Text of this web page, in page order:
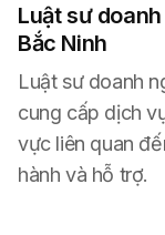
Luật sư
Bắc Ninh
Luật sư doanh
cung cấp dịch
vực liên quan
hành và hỗ trợ.